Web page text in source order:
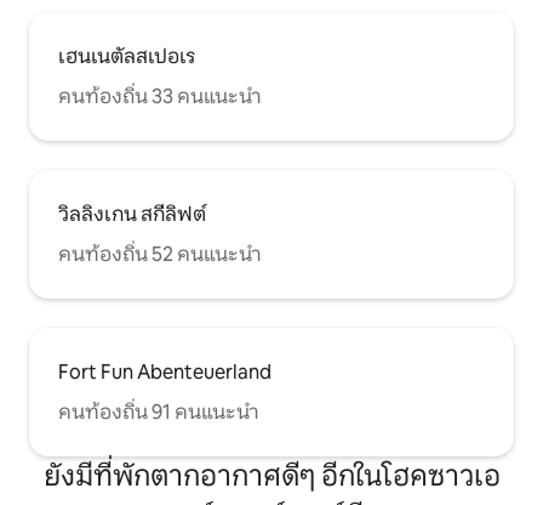
เฮนเนตัลสเปอเร
คนท้องถิ่น 33 คนแนะนำ
วิลลิงเกน สกีลิฟต์
คนท้องถิ่น 52 คนแนะนำ
Fort Fun Abenteuerland
คนท้องถิ่น 91 คนแนะนำ
ยังมีที่พักตากอากาศดีๆ อีกในโฮคซาวเอ